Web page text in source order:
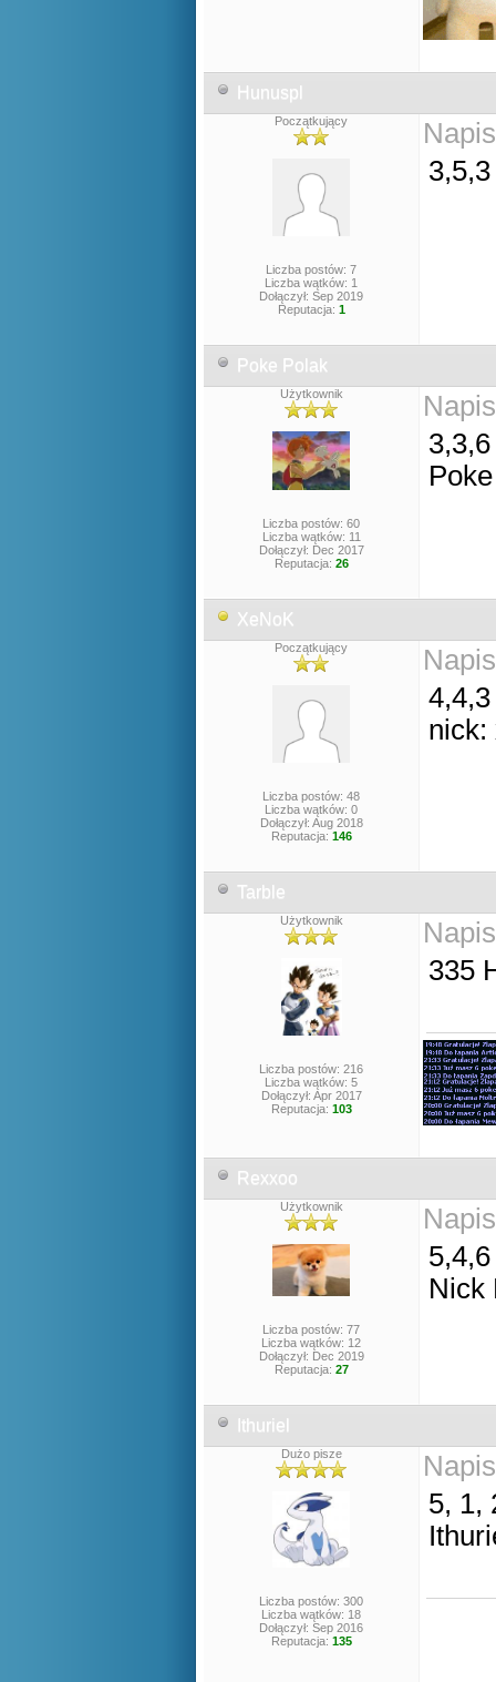
Hunuspl
Początkujący
Liczba postów: 7
Liczba wątków: 1
Dołączył: Sep 2019
Reputacja: 1
Poke Polak
Użytkownik
Liczba postów: 60
Liczba wątków: 11
Dołączył: Dec 2017
Reputacja: 26
3,3,6
XeNoK
Początkujący
Liczba postów: 48
Liczba wątków: 0
Dołączył: Aug 2018
Reputacja: 146
4,4,3
nick:
Tarble
Użytkownik
Liczba postów: 216
Liczba wątków: 5
Dołączył: Apr 2017
Reputacja: 103
335
Rexxoo
Użytkownik
Liczba postów: 77
Liczba wątków: 12
Dołączył: Dec 2019
Reputacja: 27
5,4,6
Nick
Ithuriel
Dużo pisze
Liczba postów: 300
Liczba wątków: 18
Dołączył: Sep 2016
Reputacja: 135
5, 1,